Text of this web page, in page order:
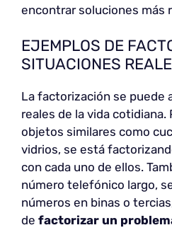
encontrar soluciones más
EJEMPLOS DE
SITUACIONES
La factorización se puede
reales de la vida cotidiana.
objetos similares como
vidrios, se está
con cada uno de ellos.
número telefónico largo,
números en binas o
de factorizar un